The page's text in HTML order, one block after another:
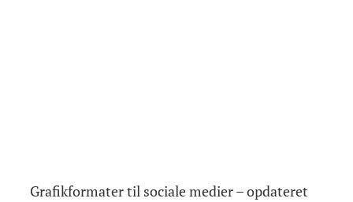
Grafikformater til sociale medier – opdateret